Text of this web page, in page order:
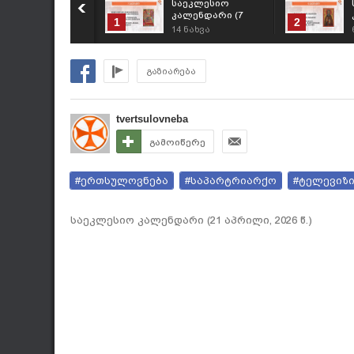
1
საეკლესიო
კალენდარი (7
აგვისტო, 2026 წ.)
14 ნახვა
2
გაზიარება
tvertsulovneba
გამოიწერე
#ერთსულოვნება #საპარტრიარქო
საეკლესიო კალენდარი (21 აპრილი, 2026 წ.)